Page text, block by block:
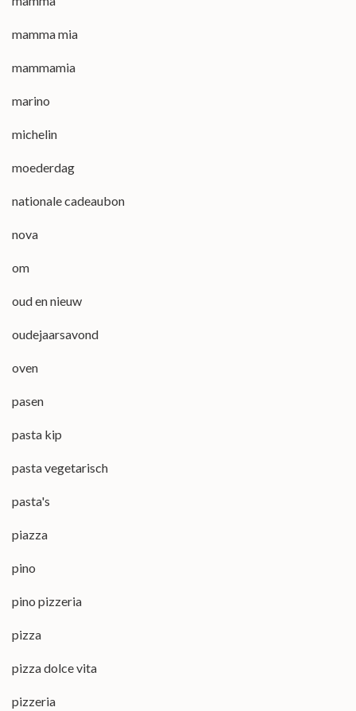
mamma mia
mammamia
marino
michelin
moederdag
nationale cadeaubon
nova
om
oud en nieuw
oudejaarsavond
oven
pasen
pasta kip
pasta vegetarisch
pasta's
piazza
pino
pino pizzeria
pizza
pizza dolce vita
pizzeria